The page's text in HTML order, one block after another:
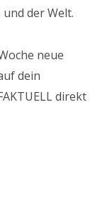
der Welt.
neue
dein
direkt